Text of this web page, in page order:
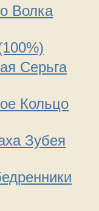
Волка
Серьга
Кольцо
Зубея